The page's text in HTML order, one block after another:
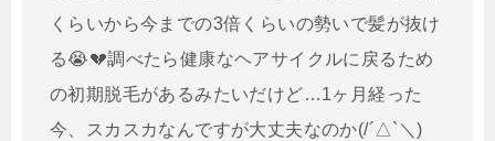
くらいから今までの3倍くらいの勢いで髪が抜け
る😭💔調べたら健康なヘアサイクルに戻るため
の初期脱毛があるみたいだけど…1ヶ月経った
今、スカスカなんですが大丈夫なのか(/´△`＼)